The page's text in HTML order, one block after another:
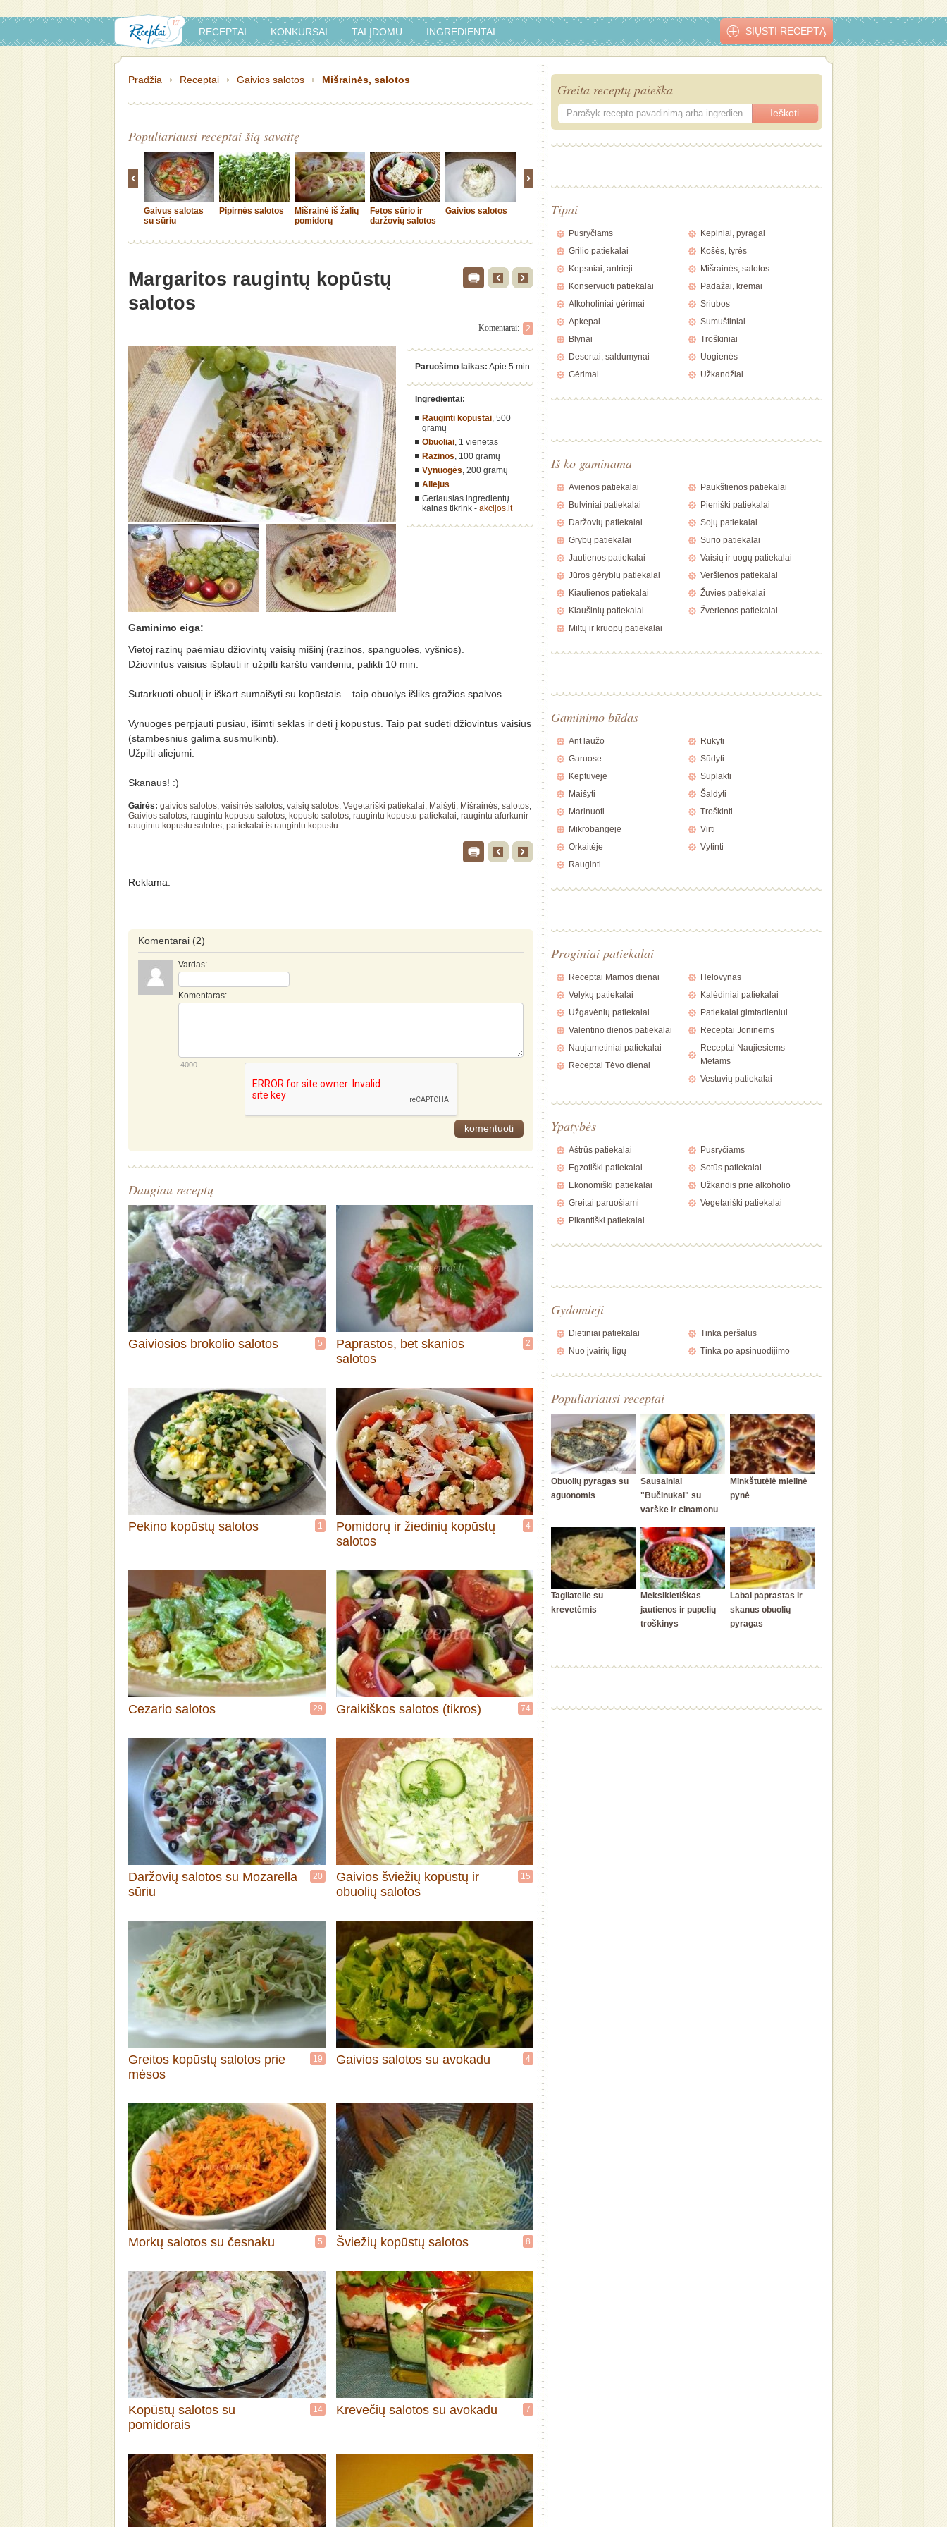
RECEPTAI KONKURSAI TAI ĮDOMU INGREDIENTAI SIŲSTI RECEPTĄ
Pradžia Receptai Gaivios salotos Mišrainės, salotos
Populiariausi receptai šią savaitę
Gaivus salotas
su sūriu
Pipirnės salotos
Mišrainė iš žalių
pomidorų
Fetos sūrio ir
daržovių salotos
Gaivios salotos
Aštrios salotos
su skrudintu
batonu
Margaritos raugintų kopūstų
salotos
Komentarai: 2
Paruošimo laikas: Apie 5 min.
Ingredientai:
Rauginti kopūstai, 500
gramų
Obuoliai, 1 vienetas
Razinos, 100 gramų
Vynuogės, 200 gramų
Aliejus
Geriausias ingredientų
kainas tikrink - akcijos.lt
Gaminimo eiga:
Vietoj razinų paėmiau džiovintų vaisių mišinį (razinos, spanguolės, vyšnios).
Džiovintus vaisius išplauti ir užpilti karštu vandeniu, palikti 10 min.
Sutarkuoti obuolį ir iškart sumaišyti su kopūstais – taip obuolys išliks gražios spalvos.
Vynuoges perpjauti pusiau, išimti sėklas ir dėti į kopūstus. Taip pat sudėti džiovintus vaisius
(stambesnius galima susmulkinti).
Užpilti aliejumi.
Skanaus! :)
Gairės: gaivios salotos, vaisinės salotos, vaisių salotos, Vegetariški patiekalai, Maišyti, Mišrainės, salotos,
Gaivios salotos, raugintu kopustu salotos, kopusto salotos, raugintu kopustu patiekalai, raugintu afurkunir
raugintu kopustu salotos, patiekalai is raugintu kopustu
Reklama:
Komentarai (2)
Vardas:
Komentaras:
4000
Daugiau receptų
Gaiviosios brokolio salotos 5
Paprastos, bet skanios
salotos
2
Pekino kopūstų salotos 1
Pomidorų ir žiedinių kopūstų
salotos
4
Cezario salotos 29 Graikiškos salotos (tikros) 74
Daržovių salotos su Mozarella
sūriu
20
Gaivios šviežių kopūstų ir
obuolių salotos
15
Greitos kopūstų salotos prie
mėsos
19 Gaivios salotos su avokadu 4
Morkų salotos su česnaku 5 Šviežių kopūstų salotos 8
Kopūstų salotos su
pomidorais
14 Krevečių salotos su avokadu 7
Greita receptų paieška
Tipai
Pusryčiams
Grilio patiekalai
Kepsniai, antrieji
Konservuoti patiekalai
Alkoholiniai gėrimai
Apkepai
Blynai
Desertai, saldumynai
Gėrimai
Kepiniai, pyragai
Košės, tyrės
Mišrainės, salotos
Padažai, kremai
Sriubos
Sumuštiniai
Troškiniai
Uogienės
Užkandžiai
Iš ko gaminama
Avienos patiekalai
Bulviniai patiekalai
Daržovių patiekalai
Grybų patiekalai
Jautienos patiekalai
Jūros gėrybių patiekalai
Kiaulienos patiekalai
Kiaušinių patiekalai
Miltų ir kruopų patiekalai
Paukštienos patiekalai
Pieniški patiekalai
Sojų patiekalai
Sūrio patiekalai
Vaisių ir uogų patiekalai
Veršienos patiekalai
Žuvies patiekalai
Žvėrienos patiekalai
Gaminimo būdas
Ant laužo
Garuose
Keptuvėje
Maišyti
Marinuoti
Mikrobangėje
Orkaitėje
Rauginti
Rūkyti
Sūdyti
Suplakti
Šaldyti
Troškinti
Virti
Vytinti
Proginiai patiekalai
Receptai Mamos dienai
Velykų patiekalai
Užgavėnių patiekalai
Valentino dienos patiekalai
Naujametiniai patiekalai
Receptai Tėvo dienai
Helovynas
Kalėdiniai patiekalai
Patiekalai gimtadieniui
Receptai Joninėms
Receptai Naujiesiems
Metams
Vestuvių patiekalai
Ypatybės
Aštrūs patiekalai
Egzotiški patiekalai
Ekonomiški patiekalai
Greitai paruošiami
Pikantiški patiekalai
Pusryčiams
Sotūs patiekalai
Užkandis prie alkoholio
Vegetariški patiekalai
Gydomieji
Dietiniai patiekalai
Nuo įvairių ligų
Tinka peršalus
Tinka po apsinuodijimo
Populiariausi receptai
Obuolių pyragas su
aguonomis
Sausainiai
"Bučinukai" su
varške ir cinamonu
Minkštutėlė mielinė
pynė
Tagliatelle su
krevetėmis
Meksikietiškas
jautienos ir pupelių
troškinys
Labai paprastas ir
skanus obuolių
pyragas